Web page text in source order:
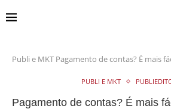
Publi e MKT Pagamento de contas? É mais
PUBLI E MKT
Pagamento de contas? É mais